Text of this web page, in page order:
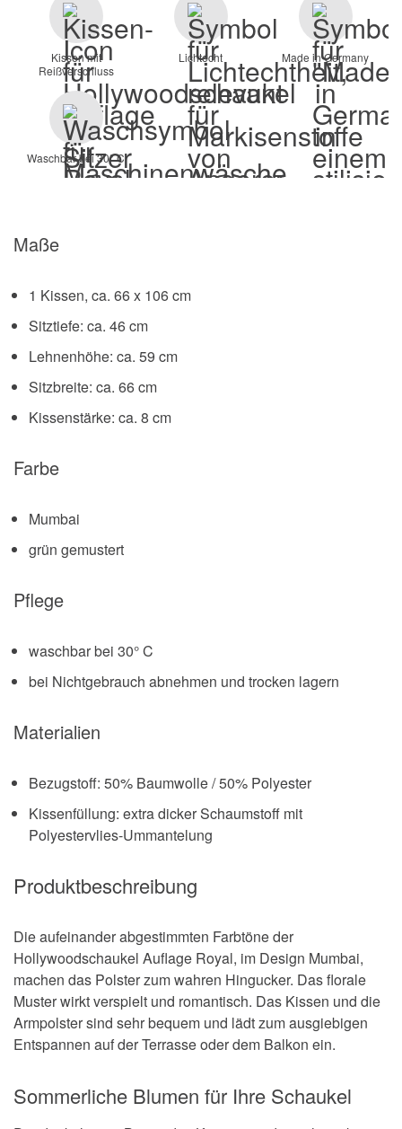
Kissen mit
Reißverschluss
Lichtecht Made in Germany
Waschbar bei 30° C
Maße
1 Kissen, ca. 66 x 106 cm
Sitztiefe: ca. 46 cm
Lehnenhöhe: ca. 59 cm
Sitzbreite: ca. 66 cm
Kissenstärke: ca. 8 cm
Farbe
Mumbai
grün gemustert
Pflege
waschbar bei 30° C
bei Nichtgebrauch abnehmen und trocken lagern
Materialien
Bezugstoff: 50% Baumwolle / 50% Polyester
Kissenfüllung: extra dicker Schaumstoff mit
Polyestervlies-Ummantelung
Produktbeschreibung
Die aufeinander abgestimmten Farbtöne der
Hollywoodschaukel Auflage Royal, im Design Mumbai,
machen das Polster zum wahren Hingucker. Das florale
Muster wirkt verspielt und romantisch. Das Kissen und die
Armpolster sind sehr bequem und lädt zum ausgiebigen
Entspannen auf der Terrasse oder dem Balkon ein.
Sommerliche Blumen für Ihre Schaukel